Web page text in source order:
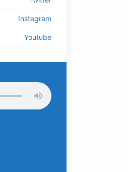
Instagram
Youtube